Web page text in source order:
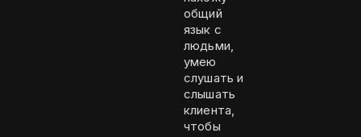
общий
язык с
людьми,
умею
слушать и
слышать
клиента,
чтобы